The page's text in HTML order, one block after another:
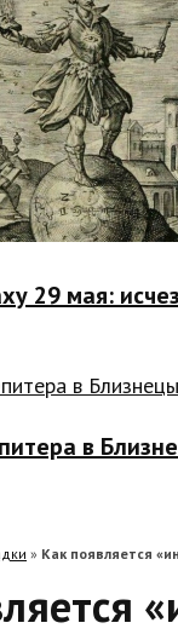
29 мая:
в
» Как появляется